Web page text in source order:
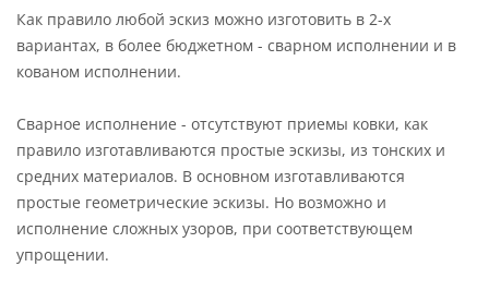
Как правило любой эскиз можно изготовить в 2-х
вариантах, в более бюджетном - сварном исполнении и в
кованом исполнении.
Сварное исполнение - отсутствуют приемы ковки, как
правило изготавливаются простые эскизы, из тонских и
средних материалов. В основном изготавливаются
простые геометрические эскизы. Но возможно и
исполнение сложных узоров, при соответствующем
упрощении.